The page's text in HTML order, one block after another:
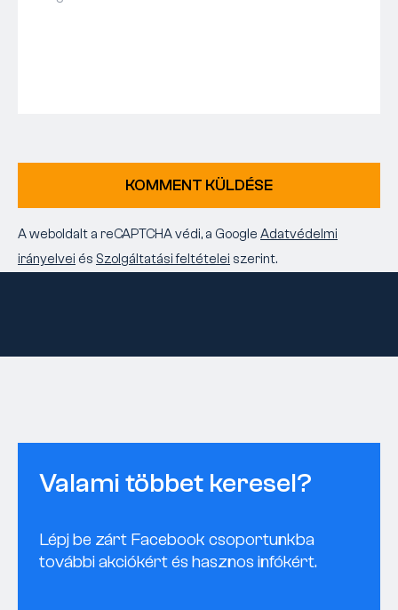
KOMMENT KÜLDÉSE
A weboldalt a reCAPTCHA védi, a Google Adatvédelmi
irányelvei és Szolgáltatási feltételei szerint.
Valami többet keresel?
Lépj be zárt Facebook csoportunkba
további akciókért és hasznos infókért.